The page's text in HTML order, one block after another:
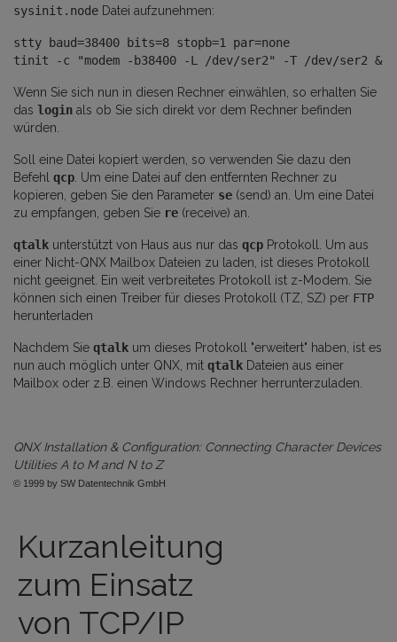
sysinit.node Datei aufzunehmen:
stty baud=38400 bits=8 stopb=1 par=none
tinit -c "modem -b38400 -L /dev/ser2" -T /dev/ser2 &
Wenn Sie sich nun in diesen Rechner einwählen, so erhalten Sie
das login als ob Sie sich direkt vor dem Rechner befinden
würden.
Soll eine Datei kopiert werden, so verwenden Sie dazu den
Befehl qcp . Um eine Datei auf den entfernten Rechner zu
kopieren, geben Sie den Parameter se (send) an. Um eine Datei
zu empfangen, geben Sie re (receive) an.
qtalk unterstützt von Haus aus nur das qcp Protokoll. Um aus
einer Nicht-QNX Mailbox Dateien zu laden, ist dieses Protokoll
nicht geeignet. Ein weit verbreitetes Protokoll ist z-Modem. Sie
können sich einen Treiber für dieses Protokoll (TZ, SZ) per FTP
herunterladen
Nachdem Sie qtalk um dieses Protokoll "erweitert" haben, ist es
nun auch möglich unter QNX, mit qtalk Dateien aus einer
Mailbox oder z.B. einen Windows Rechner herrunterzuladen.
QNX Installation & Configuration: Connecting Character Devices
Utilities A to M and N to Z
© 1999 by SW Datentechnik GmbH
Kurzanleitung
zum Einsatz
von TCP/IP